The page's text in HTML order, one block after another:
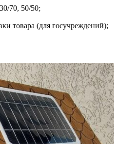
70, 50/50;
товара (для госучреждений);